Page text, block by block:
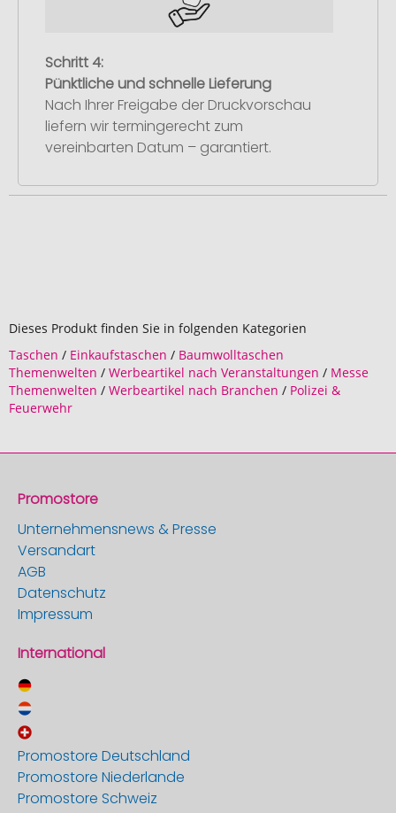
Schritt 4:
Pünktliche und schnelle Lieferung
Nach Ihrer Freigabe der Druckvorschau
liefern wir termingerecht zum
vereinbarten Datum – garantiert.
Dieses Produkt finden Sie in folgenden Kategorien
Taschen / Einkaufstaschen / Baumwolltaschen
Themenwelten / Werbeartikel nach Veranstaltungen / Messe
Themenwelten / Werbeartikel nach Branchen / Polizei &
Feuerwehr
Promostore
Unternehmensnews & Presse
Versandart
AGB
Datenschutz
Impressum
International
Promostore Deutschland
Promostore Niederlande
Promostore Schweiz